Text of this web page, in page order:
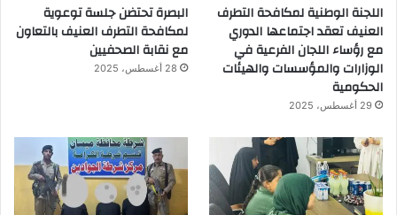
اللجنة الوطنية لمكافحة التطرف
العنيف تعقد اجتماعها الدوري
مع رؤساء اللجان الفرعية في
الوزارات والمؤسسات والهيئات
الحكومية
29 أغسطس، 2025
البصرة تحتضن جلسة توعوية
لمكافحة التطرف العنيف بالتعاون
مع نقابة الصحفيين
28 أغسطس، 2025